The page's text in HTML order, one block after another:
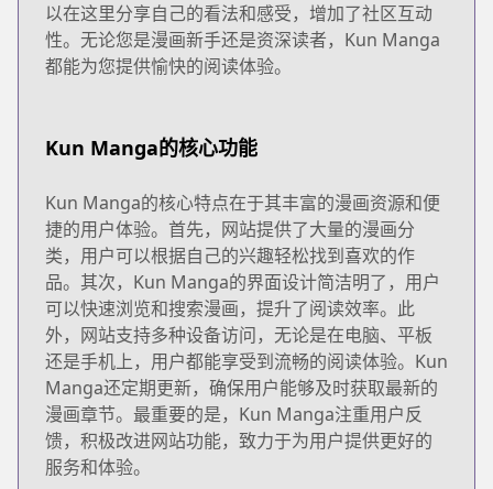
以在这里分享自己的看法和感受，增加了社区互动
性。无论您是漫画新手还是资深读者，Kun Manga
都能为您提供愉快的阅读体验。
Kun Manga的核心功能
Kun Manga的核心特点在于其丰富的漫画资源和便
捷的用户体验。首先，网站提供了大量的漫画分
类，用户可以根据自己的兴趣轻松找到喜欢的作
品。其次，Kun Manga的界面设计简洁明了，用户
可以快速浏览和搜索漫画，提升了阅读效率。此
外，网站支持多种设备访问，无论是在电脑、平板
还是手机上，用户都能享受到流畅的阅读体验。Kun
Manga还定期更新，确保用户能够及时获取最新的
漫画章节。最重要的是，Kun Manga注重用户反
馈，积极改进网站功能，致力于为用户提供更好的
服务和体验。